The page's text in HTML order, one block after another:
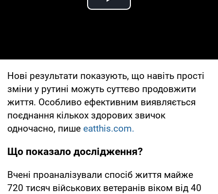
Play Video
Нові результати показують, що навіть прості
зміни у рутині можуть суттєво продовжити
життя. Особливо ефективним виявляється
поєднання кількох здорових звичок
одночасно, пише eatthis.com.
Що показало дослідження?
Вчені проаналізували спосіб життя майже
720 тисяч військових ветеранів віком від 40